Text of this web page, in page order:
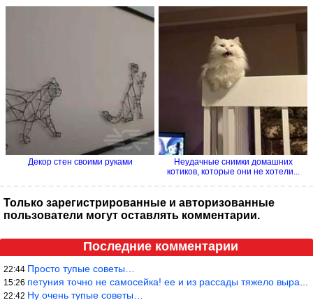
Декор стен своими руками
Неудачные снимки домашних
котиков, которые они не хотели...
Только зарегистрированные и авторизованные
пользователи могут оставлять комментарии.
Последние комментарии
22:44 Просто тупые советы…
15:26 петуния точно не самосейка! ее и из рассады тяжело вырастить!
22:42 Ну очень тупые советы…